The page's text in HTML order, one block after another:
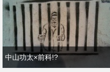
中山功太×前科!?